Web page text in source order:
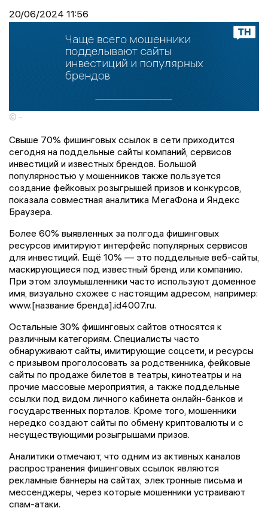
20/06/2024 11:56
© -
Свыше 70% фишинговых ссылок в сети приходится
сегодня на поддельные сайты компаний, сервисов
инвестиций и известных брендов. Большой
популярностью у мошенников также пользуется
создание фейковых розыгрышей призов и конкурсов,
показала совместная аналитика МегаФона и Яндекс
Браузера.
Более 60% выявленных за полгода фишинговых
ресурсов имитируют интерфейс популярных сервисов
для инвестиций. Ещё 10% — это поддельные веб-сайты,
маскирующиеся под известный бренд или компанию.
При этом злоумышленники часто используют доменное
имя, визуально схожее с настоящим адресом, например:
www.[название бренда].id4007.ru.
Остальные 30% фишинговых сайтов относятся к
различным категориям. Специалисты часто
обнаруживают сайты, имитирующие соцсети, и ресурсы
с призывом проголосовать за родственника, фейковые
сайты по продаже билетов в театры, кинотеатры и на
прочие массовые мероприятия, а также поддельные
ссылки под видом личного кабинета онлайн-банков и
государственных порталов. Кроме того, мошенники
нередко создают сайты по обмену криптовалюты и с
несуществующими розыгрышами призов.
Аналитики отмечают, что одним из активных каналов
распространения фишинговых ссылок являются
рекламные баннеры на сайтах, электронные письма и
мессенджеры, через которые мошенники устраивают
спам-атаки.